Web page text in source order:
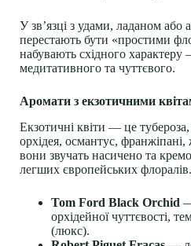
У звʼязці з удами, ладаном або
перестають бути «простими
набувають східного характеру
медитативного та чуттєвого.
Аромати з екзотичними
Екзотичні квіти — це тубероза,
орхідея, османтус,
вони звучать насичено та
легших європейських флоралів.
Tom Ford Black Orchid
орхідейної чуттєвості,
(люкс).